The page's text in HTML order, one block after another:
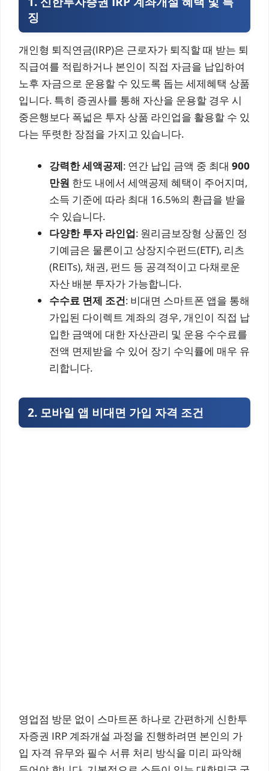
징
개인형 퇴직연금(IRP)은 근로자가 퇴직할 때 받는 퇴
직급여를 적립하거나 본인이 직접 자금을 납입하여
노후 자금으로 운용할 수 있도록 돕는 세제혜택 상품
입니다. 특히 증권사를 통해 자산을 운용할 경우 시
중은행보다 폭넓은 투자 상품 라인업을 활용할 수 있
다는 뚜렷한 장점을 가지고 있습니다.
강력한 세액공제: 연간 납입 금액 중 최대 900
만원 한도 내에서 세액공제 혜택이 주어지며,
소득 기준에 따라 최대 16.5%의 환급을 받을
수 있습니다.
다양한 투자 라인업: 원리금보장형 상품인 정
기예금은 물론이고 상장지수펀드(ETF), 리츠
(REITs), 채권, 펀드 등 공격적이고 다채로운
자산 배분 투자가 가능합니다.
수수료 면제 조건: 비대면 스마트폰 앱을 통해
가입된 다이렉트 계좌의 경우, 개인이 직접 납
입한 금액에 대한 자산관리 및 운용 수수료를
전액 면제받을 수 있어 장기 수익률에 매우 유
리합니다.
2. 모바일 앱 비대면 가입 자격 조건
영업점 방문 없이 스마트폰 하나로 간편하게 신한투
자증권 IRP 계좌개설 과정을 진행하려면 본인의 가
입 자격 유무와 필수 서류 처리 방식을 미리 파악해